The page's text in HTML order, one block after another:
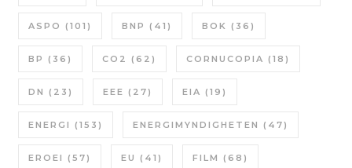
ASPO (101) BNP (41) BOK (36)
BP (36) CO2 (62) CORNUCOPIA (18)
DN (23) EEE (27) EIA (19)
ENERGI (153) ENERGIMYNDIGHETEN (47)
EROEI (57) EU (41) FILM (68)